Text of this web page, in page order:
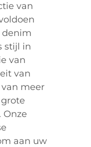
van
denim
stijl in
van
van
meer
aan uw